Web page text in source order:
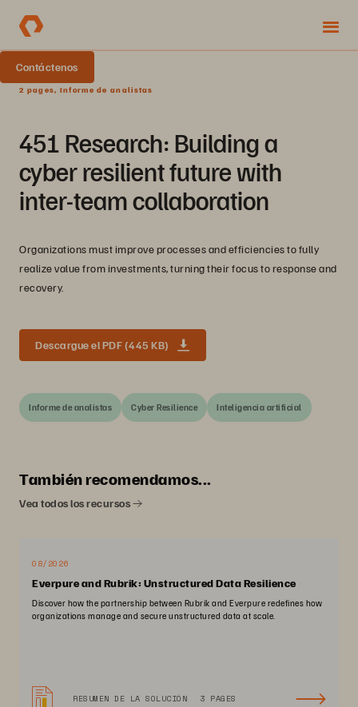
Contáctenos
2 pages, Informe de analistas
451 Research: Building a
cyber resilient future with
inter-team collaboration
Organizations must improve processes and efficiencies to fully
realize value from investments, turning their focus to response and
recovery.
Descargue el PDF (445 KB)
Informe de analistas Cyber Resilience Inteligencia artificial
También recomendamos...
Vea todos los recursos
08/2026
Everpure and Rubrik: Unstructured Data Resilience
Discover how the partnership between Rubrik and Everpure redefines how
organizations manage and secure unstructured data at scale.
RESUMEN DE LA SOLUCIÓN 3 PAGES